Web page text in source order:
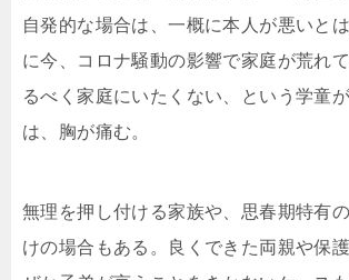
自発的な場合は、一概に本人が悪いと
に今、コロナ騒動の影響で家庭が荒れ
るべく家庭にいたくない、という学童
は、胸が痛む。
無理を押し付ける家族や、思春期特有
けの場合もある。良くできた両親や保